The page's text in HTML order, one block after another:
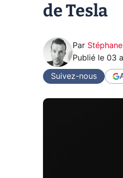
de Tesla
Par
Publié le 03
Suivez-nous